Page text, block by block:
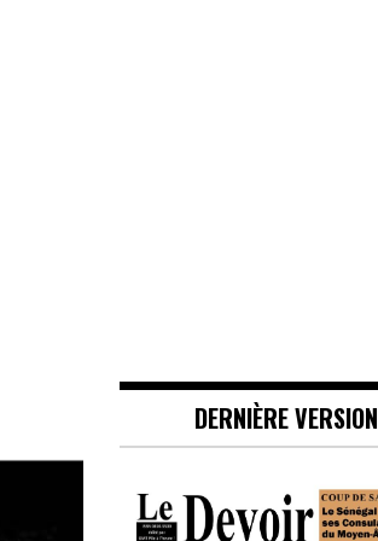
DERNIÈRE VERSION